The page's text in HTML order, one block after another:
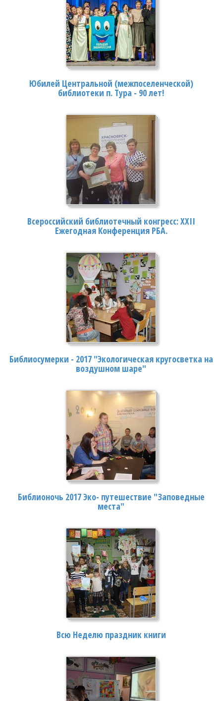
Юбилей Центральной (межпоселенческой)
библиотеки п. Тура - 90 лет!
Всероссийский библиотечный конгресс: XXII
Ежегодная Конференция РБА.
Библиосумерки - 2017 "Экологическая кругосветка на
воздушном шаре"
Библионочь 2017 Эко- путешествие "Заповедные
места"
Всю Неделю праздник книги